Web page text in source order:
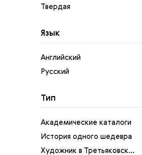
2025
Твердая
Язык
Английский
Русский
Тип
Академические каталоги
История одного шедевра
Художник в Третьяковск...